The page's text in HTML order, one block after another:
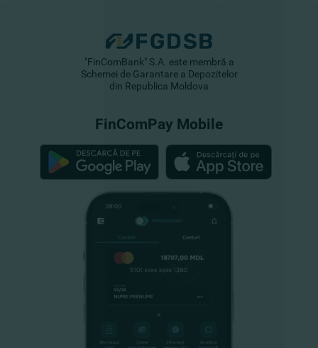
"FinComBank" S.A. este membră a
Schemei de Garantare a Depozitelor
din Republica Moldova
FinComPay Mobile